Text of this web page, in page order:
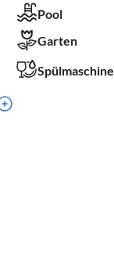
Pool
Garten
Spülmaschine